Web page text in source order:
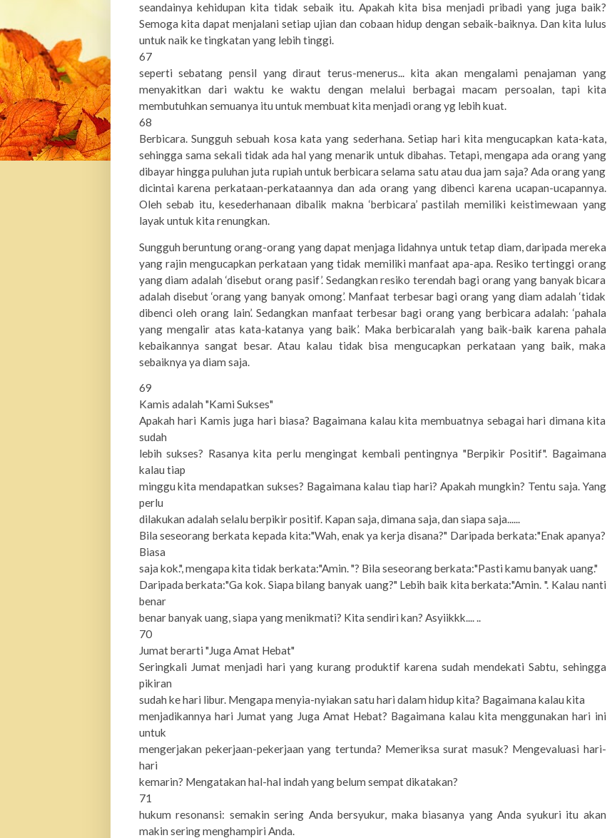
seandainya kehidupan kita tidak sebaik itu. Apakah kita bisa menjadi pribadi yang juga baik?
Semoga kita dapat menjalani setiap ujian dan cobaan hidup dengan sebaik-baiknya. Dan kita lulus
untuk naik ke tingkatan yang lebih tinggi.
67
seperti sebatang pensil yang diraut terus-menerus... kita akan mengalami penajaman yang
menyakitkan dari waktu ke waktu dengan melalui berbagai macam persoalan, tapi kita
membutuhkan semuanya itu untuk membuat kita menjadi orang yg lebih kuat.
68
Berbicara. Sungguh sebuah kosa kata yang sederhana. Setiap hari kita mengucapkan kata-kata,
sehingga sama sekali tidak ada hal yang menarik untuk dibahas. Tetapi, mengapa ada orang yang
dibayar hingga puluhan juta rupiah untuk berbicara selama satu atau dua jam saja? Ada orang yang
dicintai karena perkataan-perkataannya dan ada orang yang dibenci karena ucapan-ucapannya.
Oleh sebab itu, kesederhanaan dibalik makna ‘berbicara’ pastilah memiliki keistimewaan yang
layak untuk kita renungkan.
Sungguh beruntung orang-orang yang dapat menjaga lidahnya untuk tetap diam, daripada mereka
yang rajin mengucapkan perkataan yang tidak memiliki manfaat apa-apa. Resiko tertinggi orang
yang diam adalah ‘disebut orang pasif’. Sedangkan resiko terendah bagi orang yang banyak bicara
adalah disebut ‘orang yang banyak omong’. Manfaat terbesar bagi orang yang diam adalah ‘tidak
dibenci oleh orang lain’. Sedangkan manfaat terbesar bagi orang yang berbicara adalah: ‘pahala
yang mengalir atas kata-katanya yang baik’. Maka berbicaralah yang baik-baik karena pahala
kebaikannya sangat besar. Atau kalau tidak bisa mengucapkan perkataan yang baik, maka
sebaiknya ya diam saja.
69
Kamis adalah "Kami Sukses"
Apakah hari Kamis juga hari biasa? Bagaimana kalau kita membuatnya sebagai hari dimana kita
sudah
lebih sukses? Rasanya kita perlu mengingat kembali pentingnya "Berpikir Positif". Bagaimana
kalau tiap
minggu kita mendapatkan sukses? Bagaimana kalau tiap hari? Apakah mungkin? Tentu saja. Yang
perlu
dilakukan adalah selalu berpikir positif. Kapan saja, dimana saja, dan siapa saja......
Bila seseorang berkata kepada kita:"Wah, enak ya kerja disana?" Daripada berkata:"Enak apanya?
Biasa
saja kok.", mengapa kita tidak berkata:"Amin. "? Bila seseorang berkata:"Pasti kamu banyak uang."
Daripada berkata:"Ga kok. Siapa bilang banyak uang?" Lebih baik kita berkata:"Amin. ". Kalau nanti
benar
benar banyak uang, siapa yang menikmati? Kita sendiri kan? Asyiikkk.... ..
70
Jumat berarti "Juga Amat Hebat"
Seringkali Jumat menjadi hari yang kurang produktif karena sudah mendekati Sabtu, sehingga
pikiran
sudah ke hari libur. Mengapa menyia-nyiakan satu hari dalam hidup kita? Bagaimana kalau kita
menjadikannya hari Jumat yang Juga Amat Hebat? Bagaimana kalau kita menggunakan hari ini
untuk
mengerjakan pekerjaan-pekerjaan yang tertunda? Memeriksa surat masuk? Mengevaluasi hari-
hari
kemarin? Mengatakan hal-hal indah yang belum sempat dikatakan?
71
hukum resonansi: semakin sering Anda bersyukur, maka biasanya yang Anda syukuri itu akan
makin sering menghampiri Anda.